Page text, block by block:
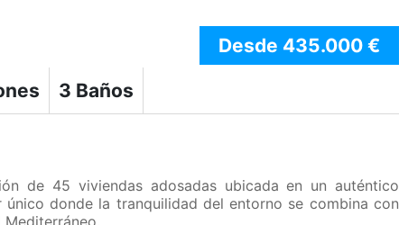
Desde 435.000 €
3 Baños
de 45 viviendas adosadas ubicada en un auténtico
donde la tranquilidad del entorno se combina con